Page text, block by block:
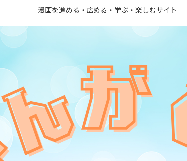
漫画を進める・広める・学ぶ・楽しむサイト